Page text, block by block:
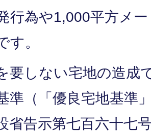
行為や1,000平方メ
す。
要しない宅地の造成
準（「優良宅地基準
省告示第七百六十七